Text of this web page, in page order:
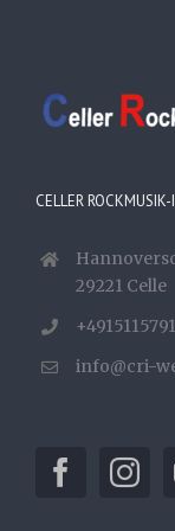
CELLER
29221 Celle
info@cri-